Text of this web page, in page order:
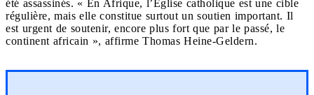
été assassinés. « En Afrique, l’Église catholique est une cible
régulière, mais elle constitue surtout un soutien important. Il
est urgent de soutenir, encore plus fort que par le passé, le
continent africain », affirme Thomas Heine-Geldern.